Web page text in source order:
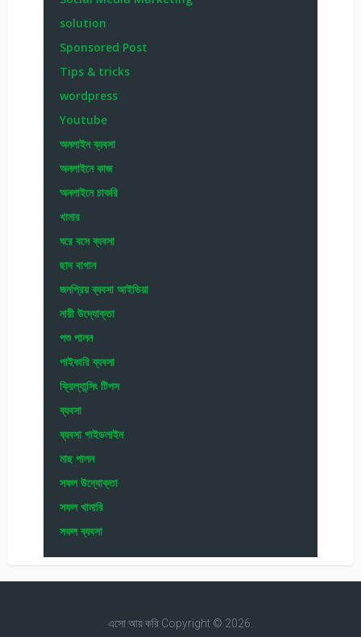
solution
Sponsored Post
Tips & tricks
wordpress
Youtube
অনলাইন ব্যবসা
অনলাইনে কাজ
অনলাইনে চাকরি
খামার
ঘরে বসে ব্যবসা
ছাদ বাগান
জনপ্রিয় ব্যবসা আইডিয়া
নারী উদ্যোক্তা
পশু পালন
পাইকারি ব্যবসা
ফ্রিল্যান্সিং টিপস
ব্যবসা
ব্যবসা গাইডলাইন
মাছ পালন
সফল উদ্যোক্তা
সফল খামারি
সফল ব্যবসা
এসো আয় করিCopyright © 2026.